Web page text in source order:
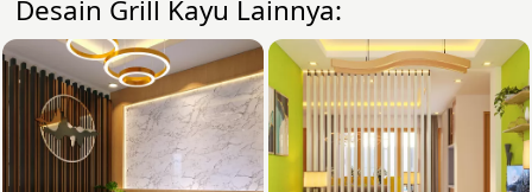
Desain Grill Kayu Lainnya: